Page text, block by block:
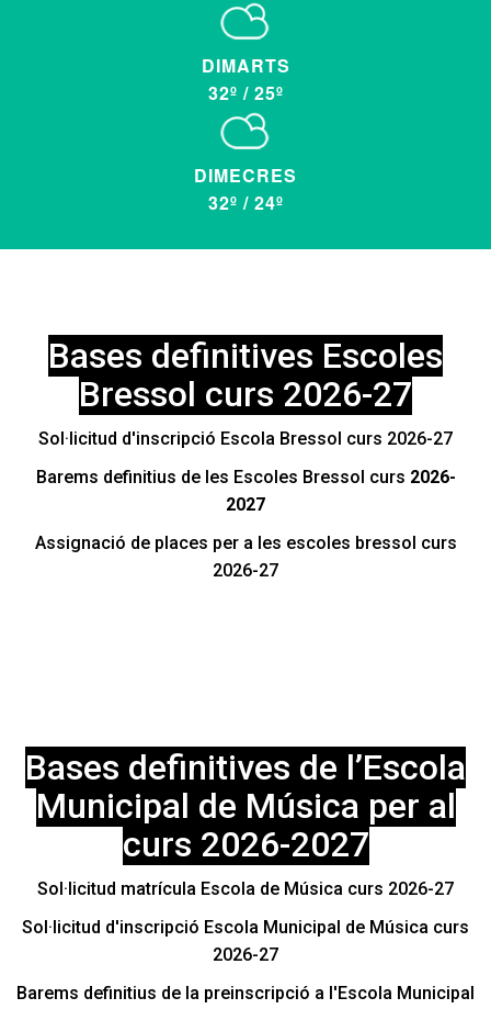
Mobilitat
DIMARTS
32º / 25º
DIMECRES
32º / 24º
Bases definitives Escoles
Bressol curs 2026-27
Sol·licitud d'inscripció Escola Bressol curs 2026-27
Barems definitius de les Escoles Bressol curs 2026-
2027
Assignació de places per a les escoles bressol curs
2026-27
Bases definitives de l’Escola
Municipal de Música per al
curs 2026-2027
Sol·licitud matrícula Escola de Música curs 2026-27
Sol·licitud d'inscripció Escola Municipal de Música curs
2026-27
Barems definitius de la preinscripció a l'Escola Municipal